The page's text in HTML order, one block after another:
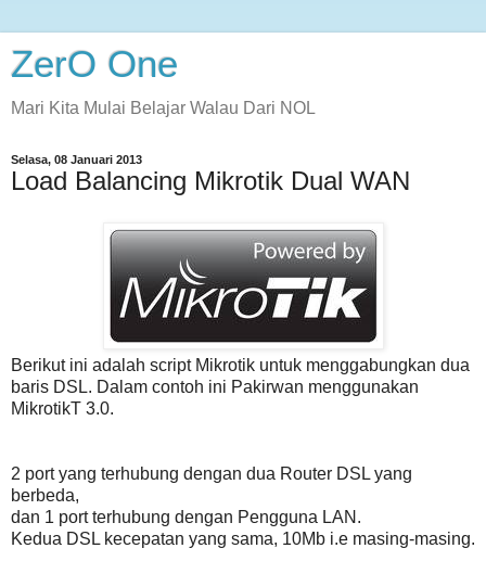
ZerO One
Mari Kita Mulai Belajar Walau Dari NOL
Selasa, 08 Januari 2013
Load Balancing Mikrotik Dual WAN
Berikut ini adalah script Mikrotik untuk menggabungkan dua
baris DSL. Dalam contoh ini Pakirwan menggunakan
MikrotikT 3.0.
2 port yang terhubung dengan dua Router DSL yang
berbeda,
dan 1 port terhubung dengan Pengguna LAN.
Kedua DSL kecepatan yang sama, 10Mb i.e masing-masing.